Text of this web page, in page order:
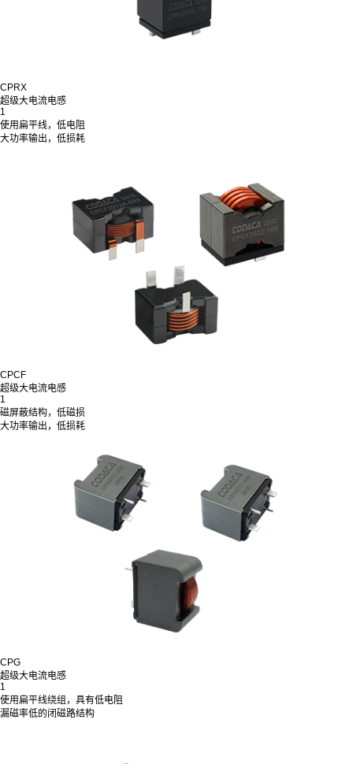
CPRX
超级大电流电感
1
使用扁平线，低电阻
大功率输出，低损耗
CPCF
超级大电流电感
1
磁屏蔽结构，低磁损
大功率输出，低损耗
CPG
超级大电流电感
1
使用扁平线绕组，具有低电阻
漏磁率低的闭磁路结构